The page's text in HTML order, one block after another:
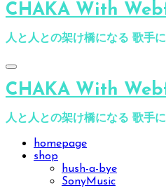
CHAKA With
人と人との架け橋になる 歌手
CHAKA With
人と人との架け橋になる 歌手
homepage
shop
hush-a-bye
SonyMusic